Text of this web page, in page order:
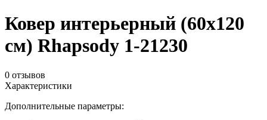
Ковер интерьерный (60x120
см) Rhapsody 1-21230
0 отзывов
Характеристики
Дополнительные параметры: